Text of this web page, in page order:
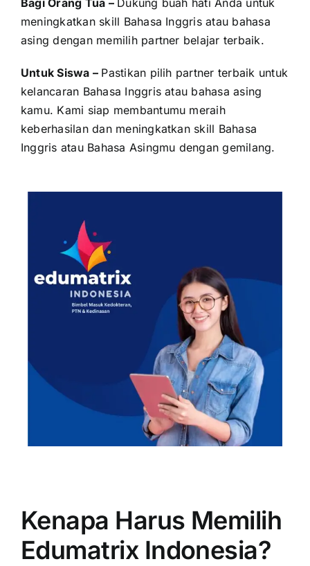
Bagi Orang Tua – Dukung buah hati Anda untuk
meningkatkan skill Bahasa Inggris atau bahasa
asing dengan memilih partner belajar terbaik.
Untuk Siswa – Pastikan pilih partner terbaik untuk
kelancaran Bahasa Inggris atau bahasa asing
kamu. Kami siap membantumu meraih
keberhasilan dan meningkatkan skill Bahasa
Inggris atau Bahasa Asingmu dengan gemilang.
Kenapa Harus Memilih
Edumatrix Indonesia?